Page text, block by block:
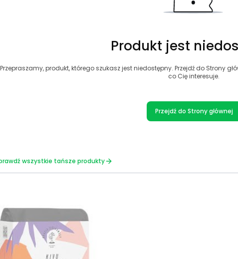
Produkt jest
Przepraszamy, produkt, którego szukasz jest niedostępny. Przejdź do Strony
co Cię interesuje.
Przejdź do Strony głównej
wszystkie tańsze produkty